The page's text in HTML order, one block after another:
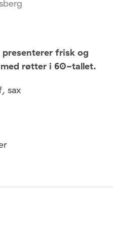
frisk og
røtter i 60-tallet.
sax